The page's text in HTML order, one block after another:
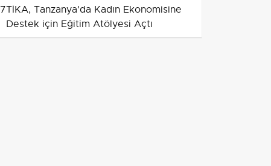
7TİKA, Tanzanya'da Kadın Ekonomisine
Destek için Eğitim Atölyesi Açtı